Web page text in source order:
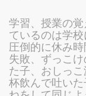
学習、授業の
ているのは学校
圧倒的に休み
失敗、ずっこ
た子、おしっ
杯飲んで吐い